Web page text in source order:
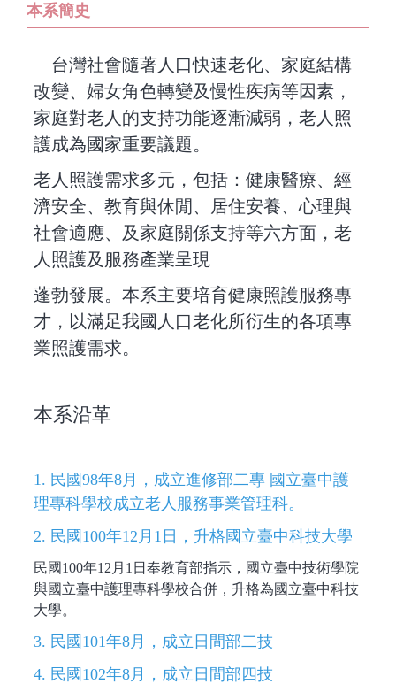
本系簡史
台灣社會隨著人口快速老化、家庭結構
改變、婦女角色轉變及慢性疾病等因素，
家庭對老人的支持功能逐漸減弱，老人照
護成為國家重要議題。
老人照護需求多元，包括：健康醫療、經
濟安全、教育與休閒、居住安養、心理與
社會適應、及家庭關係支持等六方面，老
人照護及服務產業呈現
蓬勃發展。本系主要培育健康照護服務專
才，以滿足我國人口老化所衍生的各項專
業照護需求。
本系沿革
1. 民國98年8月，成立進修部二專 國立臺中護
理專科學校成立老人服務事業管理科。
2. 民國100年12月1日，升格國立臺中科技大學
民國100年12月1日奉教育部指示，國立臺中技術學院
與國立臺中護理專科學校合併，升格為國立臺中科技
大學。
3. 民國101年8月，成立日間部二技
4. 民國102年8月，成立日間部四技